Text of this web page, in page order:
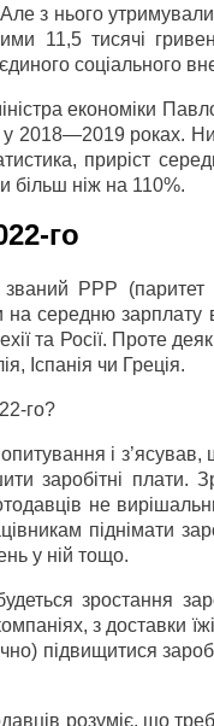
з нього
11,5 тисячі
соціального
економіки
2018—2019 роках.
приріст
більш ніж на 110%.
го
РРР (паритет
середню зарплату в
та Росії. Проте
Іспанія чи Греція.
го?
і з’ясував,
заробітні плати.
не
піднімати
у ній тощо.
зростання
з доставки
підвищитися
розуміє, що